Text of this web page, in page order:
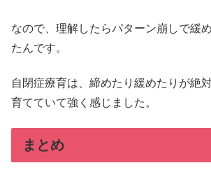
なので、理解したらパターン崩しで緩
たんです。
自閉症療育は、締めたり緩めたりが絶
育てていて強く感じました。
まとめ